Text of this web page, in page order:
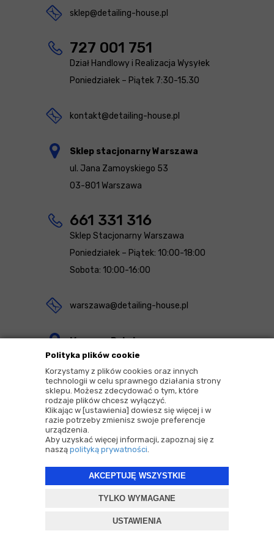
Polityka plików cookie
Korzystamy z plików cookies oraz innych
technologii w celu sprawnego działania strony
sklepu. Możesz zdecydować o tym, które
rodzaje plików chcesz wyłączyć.
Klikając w [ustawienia] dowiesz się więcej i w
razie potrzeby zmienisz swoje preferencje
urządzenia.
Aby uzyskać więcej informacji, zapoznaj się z
naszą polityką prywatności.
AKCEPTUJĘ WSZYSTKIE
TYLKO WYMAGANE
USTAWIENIA
sklep@detailing-house.pl
727 001 751
Dział Handlowy i Realizacja Wysyłek
Poniedziałek – Piątek 7:30-15.30
kontakt@detailing-house.pl
Sklep stacjonarny Warszawa
ul. Jana Zamoyskiego 53
03-801 Warszawa
661 331 316
Sklep Stacjonarny Warszawa
Poniedziałek – Piątek: 10:00-18:00
Sobota: 10:00-16:00
warszawa@detailing-house.pl
Magazyn Rekcin
Nomos Sp. z o.o. sp.k.
ul. Agrestowa 1
83-010 Rekcin
2026 © Copyrights by |Detailing House